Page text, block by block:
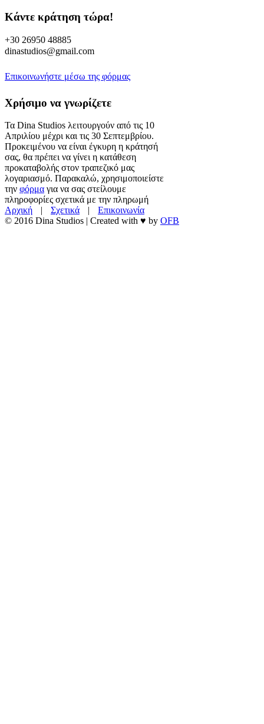
Κάντε κράτηση τώρα!
+30 26950 48885
dinastudios@gmail.com
Επικοινωνήστε μέσω της φόρμας
Χρήσιμο να γνωρίζετε
Τα Dina Studios λειτουργούν από τις 10
Απριλίου μέχρι και τις 30 Σεπτεμβρίου.
Προκειμένου να είναι έγκυρη η κράτησή
σας, θα πρέπει να γίνει η κατάθεση
προκαταβολής στον τραπεζικό μας
λογαριασμό. Παρακαλώ, χρησιμοποιείστε
την φόρμα για να σας στείλουμε
πληροφορίες σχετικά με την πληρωμή
Αρχική
| Σχετικά |
Επικοινωνία
© 2016 Dina Studios | Created with ♥ by OFB